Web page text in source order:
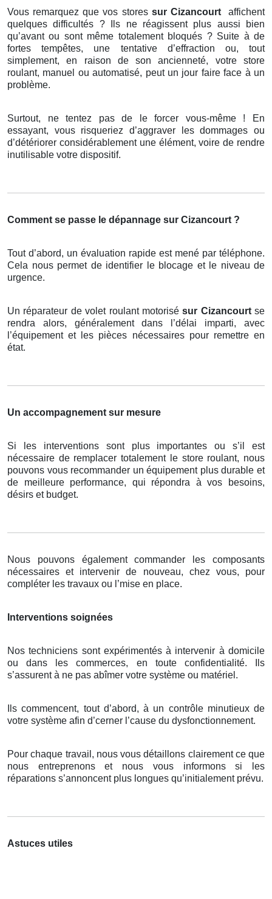
Vous remarquez que vos stores sur Cizancourt
affichent
quelques difficultés ? Ils ne réagissent plus aussi bien
qu’avant ou sont même totalement bloqués ? Suite à de
fortes tempêtes, une tentative d’effraction ou, tout
simplement, en raison de son ancienneté, votre store
roulant, manuel ou automatisé, peut un jour faire face à un
problème.
Surtout, ne tentez pas de le forcer vous-même ! En
essayant, vous risqueriez d’aggraver les dommages ou
d’détériorer considérablement une élément, voire de rendre
inutilisable votre dispositif.
Comment se passe le dépannage sur Cizancourt ?
Tout d’abord, un évaluation rapide est mené par téléphone.
Cela nous permet de identifier le blocage et le niveau de
urgence.
Un réparateur de volet roulant motorisésur Cizancourt se
rendra alors, généralement dans l’délai imparti, avec
l’équipement et les pièces nécessaires pour remettre en
état.
Un accompagnement sur mesure
Si les interventions sont plus importantes ou s’il est
nécessaire de remplacer totalement le store roulant, nous
pouvons vous recommander un équipement plus durable et
de meilleure performance, qui répondra à vos besoins,
désirs et budget.
Nous pouvons également commander les composants
nécessaires et intervenir de nouveau, chez vous, pour
compléter les travaux ou l’mise en place.
Interventions soignées
Nos techniciens sont expérimentés à intervenir à domicile
ou dans les commerces, en toute confidentialité. Ils
s’assurent à ne pas abîmer votre système ou matériel.
Ils commencent, tout d’abord, à un contrôle minutieux de
votre système afin d’cerner l’cause du dysfonctionnement.
Pour chaque travail, nous vous détaillons clairement ce que
nous entreprenons et nous vous informons si les
réparations s’annoncent plus longues qu’initialement prévu.
Astuces utiles